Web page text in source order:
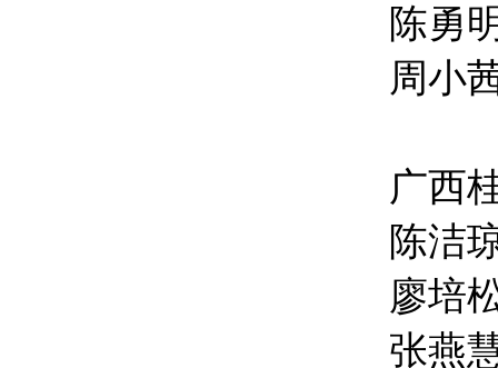
陈勇
周小
广西
陈洁
廖培
张燕